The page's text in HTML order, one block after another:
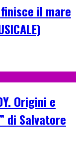
il mare
Origini e
di Salvatore